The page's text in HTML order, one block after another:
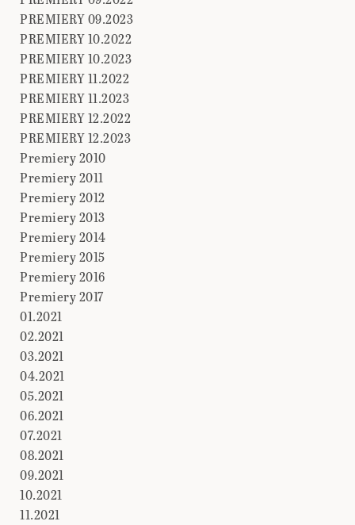
PREMIERY 09.2023
PREMIERY 10.2022
PREMIERY 10.2023
PREMIERY 11.2022
PREMIERY 11.2023
PREMIERY 12.2022
PREMIERY 12.2023
Premiery 2010
Premiery 2011
Premiery 2012
Premiery 2013
Premiery 2014
Premiery 2015
Premiery 2016
Premiery 2017
01.2021
02.2021
03.2021
04.2021
05.2021
06.2021
07.2021
08.2021
09.2021
10.2021
11.2021